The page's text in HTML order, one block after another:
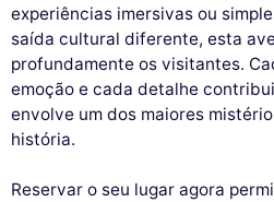
experiências imersivas ou
saída cultural diferente, esta
profundamente os visitantes.
emoção e cada detalhe
envolve um dos maiores
história.
Reservar o seu lugar agora